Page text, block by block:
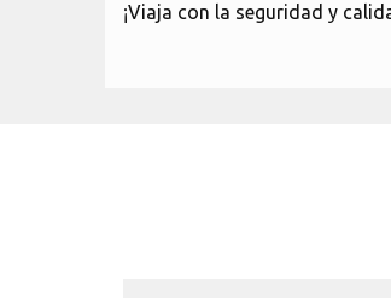
¡Viaja con la seguridad y